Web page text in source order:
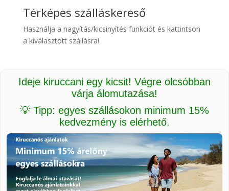
Térképes szálláskereső
Használja a nagyítás/kicsinyítés funkciót és kattintson
a kiválasztott szállásra!
Ideje kiruccani egy kicsit! Végre olcsóbban
várja álomutazása!
💡 Tipp: egyes szállásokon minimum 15%
kedvezmény is elérhető.